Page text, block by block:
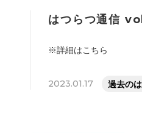
はつらつ通信
※詳細はこちら
2023.01.17 過去の